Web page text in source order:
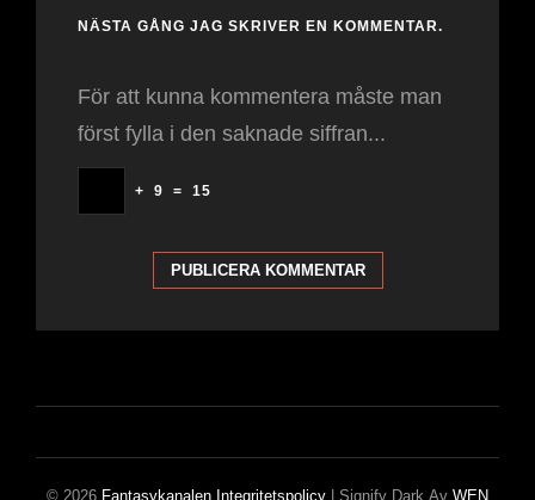
NÄSTA GÅNG JAG SKRIVER EN KOMMENTAR.
För att kunna kommentera måste man
först fylla i den saknade siffran...
+ 9 = 15
© 2026 Fantasykanalen Integritetspolicy Signify Dark Av WEN